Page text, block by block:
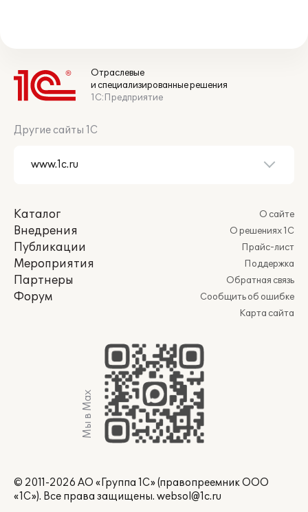
Отраслевые
и специализированные решения
1С:Предприятие
Другие сайты 1С
Каталог
Внедрения
Публикации
Мероприятия
Партнеры
Форум
О сайте
О решениях 1С
Прайс-лист
Поддержка
Обратная связь
Сообщить об ошибке
Карта сайта
Мы в Max
© 2011-2026 АО «Группа 1С» (правопреемник ООО
«1С»). Все права защищены. websol@1c.ru